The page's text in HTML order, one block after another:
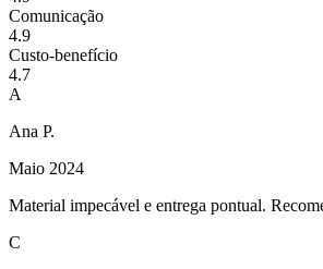
Comunicação
4.9
Custo-benefício
4.7
A
Ana P.
Maio 2024
Material impecável e entrega pontual.
C